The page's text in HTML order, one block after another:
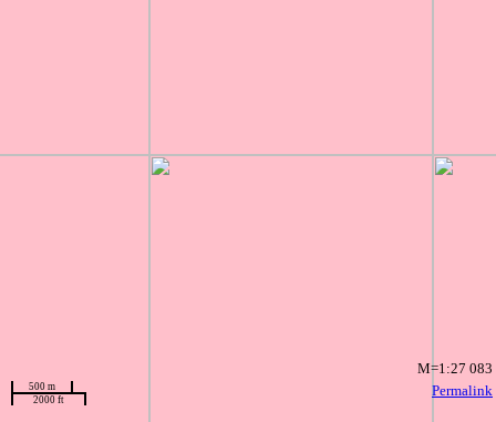
Permalink
500 m
2000 ft
M=1:27 083